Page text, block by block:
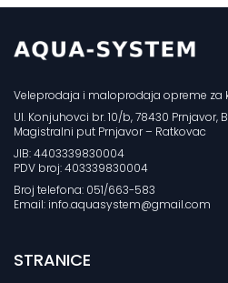
Veleprodaja i maloprodaja opreme za
Ul. Konjuhovci br. 10/b, 78430 Prnjavor,
Magistralni put Prnjavor – Ratkovac
JIB: 4403339830004
PDV broj: 403339830004
Broj telefona: 051/663-583
Email: info.aquasystem@gmail.com
STRANICE